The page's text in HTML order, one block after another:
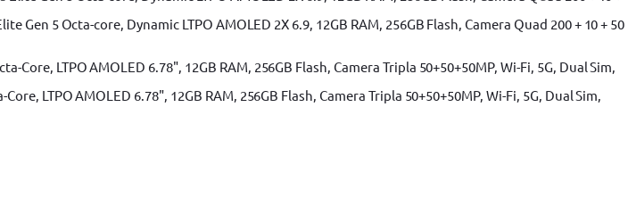
5 Octa-core, Dynamic LTPO AMOLED 2X 6.9, 12GB RAM, 256GB Flash, Camera Quad 200 + 10 + 50
LTPO AMOLED 6.78", 12GB RAM, 256GB Flash, Camera Tripla 50+50+50MP, Wi-Fi, 5G, Dual Sim,